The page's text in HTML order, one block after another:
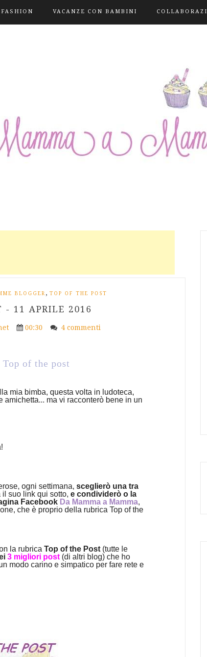
FASHION VACANZE CON BAMBINI
BLOGGER , TOP OF THE POST
- 11 APRILE 2016
00:30 4 commenti
of the post
mia bimba, questa volta in ludoteca,
ma vi racconterò bene in un
ogni settimana, sceglierò una tra
il suo link qui sotto, e condividerò o la
Facebook Da Mamma a Mamma,
che è proprio della rubrica Top of the
la rubrica Top of the Post (tutte le
3 migliori post (di altri blog) che ho
modo carino e simpatico per fare rete e